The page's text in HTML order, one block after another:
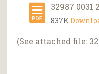
32987 0031
837K
(See attached file: